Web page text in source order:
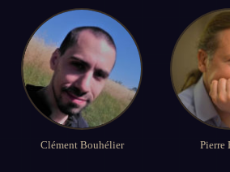
Clément Bouhélier Pierre